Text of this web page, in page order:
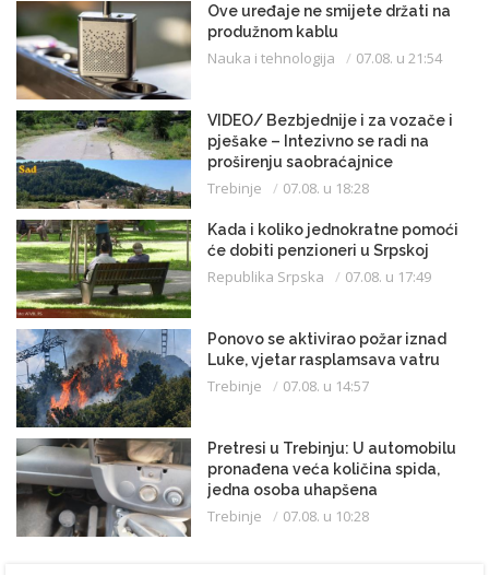
Ove uređaje ne smijete držati na
produžnom kablu
Nauka i tehnologija 07.08. u 21:54
VIDEO/ Bezbjednije i za vozače i
pješake – Intezivno se radi na
proširenju saobraćajnice
Trebinje 07.08. u 18:28
Kada i koliko jednokratne pomoći
će dobiti penzioneri u Srpskoj
Republika Srpska 07.08. u 17:49
Ponovo se aktivirao požar iznad
Luke, vjetar rasplamsava vatru
Trebinje 07.08. u 14:57
Pretresi u Trebinju: U automobilu
pronađena veća količina spida,
jedna osoba uhapšena
Trebinje 07.08. u 10:28